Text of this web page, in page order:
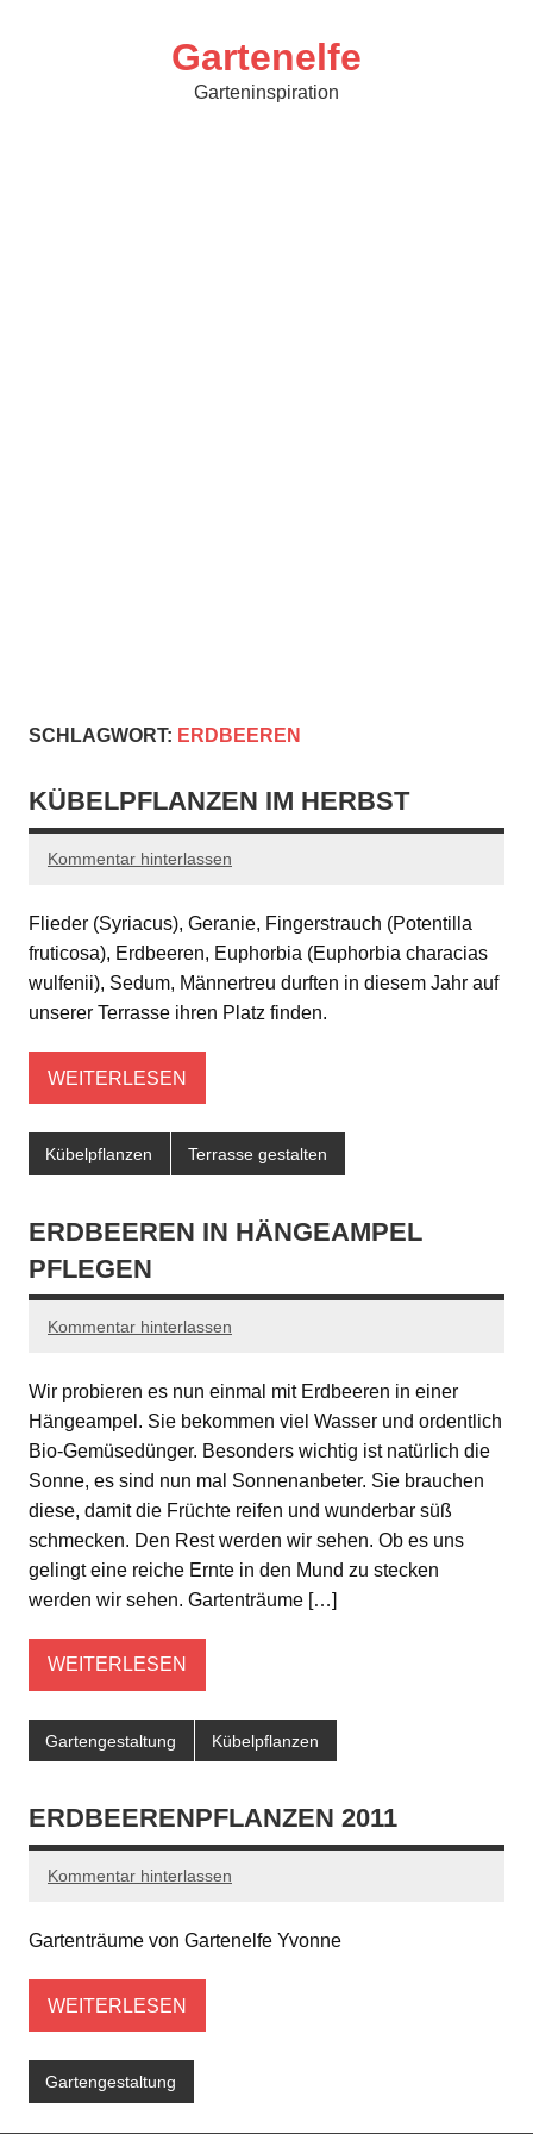
Gartenelfe
Garteninspiration
SCHLAGWORT: ERDBEEREN
KÜBELPFLANZEN IM HERBST
Kommentar hinterlassen
Flieder (Syriacus), Geranie, Fingerstrauch (Potentilla
fruticosa), Erdbeeren, Euphorbia (Euphorbia characias
wulfenii), Sedum, Männertreu durften in diesem Jahr auf
unserer Terrasse ihren Platz finden.
WEITERLESEN
Kübelpflanzen Terrasse gestalten
ERDBEEREN IN HÄNGEAMPEL
PFLEGEN
Kommentar hinterlassen
Wir probieren es nun einmal mit Erdbeeren in einer
Hängeampel. Sie bekommen viel Wasser und ordentlich
Bio-Gemüsedünger. Besonders wichtig ist natürlich die
Sonne, es sind nun mal Sonnenanbeter. Sie brauchen
diese, damit die Früchte reifen und wunderbar süß
schmecken. Den Rest werden wir sehen. Ob es uns
gelingt eine reiche Ernte in den Mund zu stecken
werden wir sehen. Gartenträume […]
WEITERLESEN
Gartengestaltung Kübelpflanzen
ERDBEERENPFLANZEN 2011
Kommentar hinterlassen
Gartenträume von Gartenelfe Yvonne
WEITERLESEN
Gartengestaltung